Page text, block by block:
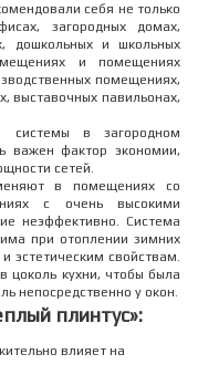
себя не только
загородных домах,
дошкольных и школьных
и помещениях
помещениях,
выставочных павильонах,
системы в загородном
важен фактор экономии,
сетей.
в помещениях со
с очень высокими
неэффективно. Система
при отоплении зимних
эстетическим свойствам.
цоколь кухни, чтобы была
непосредственно у окон.
плинтус»:
влияет на